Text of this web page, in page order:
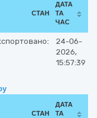
СТАН
ДАТА
ТА
ЧАС
24-06-
2026,
15:57:39
СТАН
ДАТА
ТА